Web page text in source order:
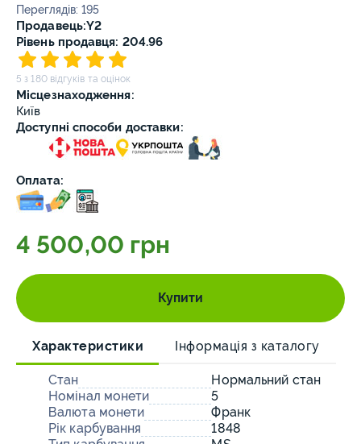
Переглядів: 195
Продавець:Y2
Рівень продавця: 204.96
5 з 180 відгуків та оцінок
Місцезнаходження:
Київ
Доступні способи доставки:
Оплата:
4 500,00 грн
Купити
Характеристики Інформація з каталогу
Стан
Нормальний стан
Номінал монети
5
Валюта монети
Франк
Рік карбування
1848